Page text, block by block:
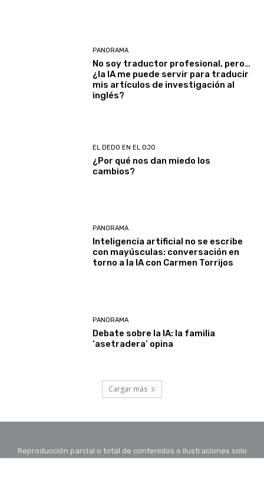
PANORAMA
No soy traductor profesional, pero…
¿la IA me puede servir para traducir
mis artículos de investigación al
inglés?
EL DEDO EN EL OJO
¿Por qué nos dan miedo los
cambios?
PANORAMA
Inteligencia artificial no se escribe
con mayúsculas: conversación en
torno a la IA con Carmen Torrijos
PANORAMA
Debate sobre la IA: la familia
‘asetradera’ opina
Cargar más
Reproducción parcial o total de contenidos o ilustraciones solo